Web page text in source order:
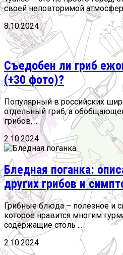
своей неповторимой
8.10.2024
Съедобен ли гриб
(+30 фото)?
Популярный в российских
отдельный гриб, а
грибов, ...
2.10.2024
Бледная поганка:
других грибов и
Грибные блюда – полезное и
которое нравится многим
содержащие столь ...
2.10.2024